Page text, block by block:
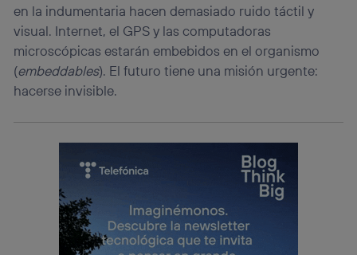
en la indumentaria hacen demasiado ruido táctil y
visual. Internet, el GPS y las computadoras
microscópicas estarán embebidos en el organismo
(embeddables). El futuro tiene una misión urgente:
hacerse invisible.